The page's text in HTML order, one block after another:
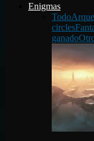
Enigmas
Todo
circles
ganado